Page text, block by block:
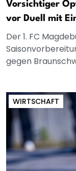
Vorsichtiger
vor Duell mit
Der 1. FC
gegen
WIRTSCHAFT